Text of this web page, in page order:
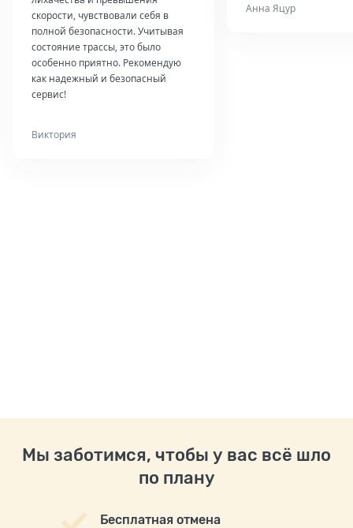
скорости, чувствовали себя в
полной безопасности. Учитывая
состояние трассы, это было
особенно приятно. Рекомендую
как надежный и безопасный
сервис!
Виктория
Анна Яцур
Мы заботимся, чтобы у вас всё шло
по плану
Бесплатная отмена